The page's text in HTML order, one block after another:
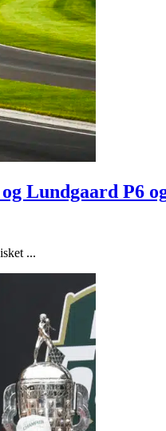
Lundgaard P6
...